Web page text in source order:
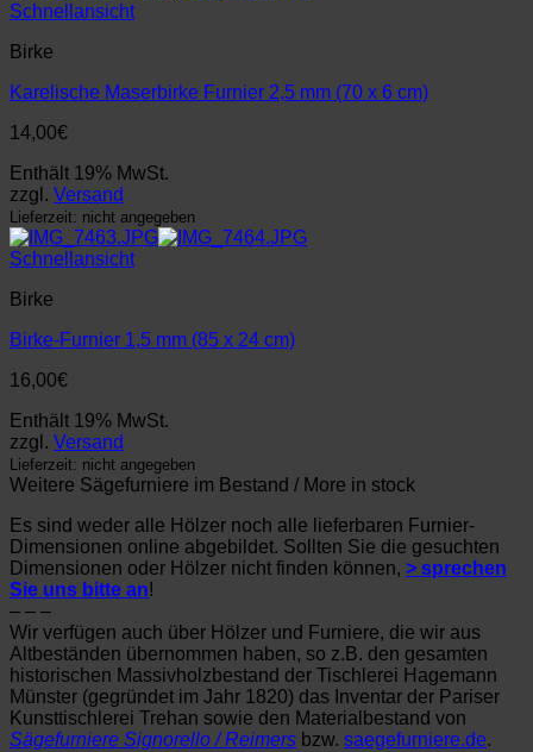
Schnellansicht
Birke
Karelische Maserbirke Furnier 2,5 mm (70 x 6 cm)
14,00€
Enthält 19% MwSt.
zzgl. Versand
Lieferzeit: nicht angegeben
Schnellansicht
Birke
Birke-Furnier 1,5 mm (85 x 24 cm)
16,00€
Enthält 19% MwSt.
zzgl. Versand
Lieferzeit: nicht angegeben
Weitere Sägefurniere im Bestand / More in stock
Es sind weder alle Hölzer noch alle lieferbaren Furnier-
Dimensionen online abgebildet. Sollten Sie die gesuchten
Dimensionen oder Hölzer nicht finden können, > sprechen
Sie uns bitte an!
– – –
Wir verfügen auch über Hölzer und Furniere, die wir aus
Altbeständen übernommen haben, so z.B. den gesamten
historischen Massivholzbestand der Tischlerei Hagemann
Münster (gegründet im Jahr 1820) das Inventar der Pariser
Kunsttischlerei Trehan sowie den Materialbestand von
Sägefurniere Signorello / Reimers bzw. saegefurniere.de.